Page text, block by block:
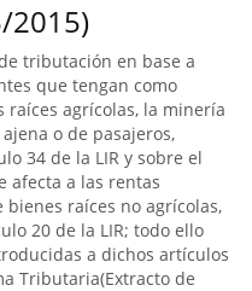
2015)
tributación en base a
que tengan como
agrícolas, la minería
o de pasajeros,
34 de la LIR y sobre el
afecta a las rentas
raíces no agrícolas,
20 de la LIR; todo ello
a dichos artículos
Tributaria(Extracto de